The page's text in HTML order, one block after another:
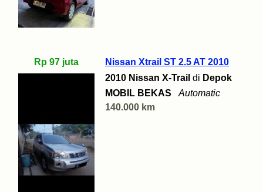
Rp 97 juta
Nissan Xtrail ST 2.5 AT 2010
2010 Nissan X-Trail di Depok
MOBIL BEKAS
Automatic
140.000 km